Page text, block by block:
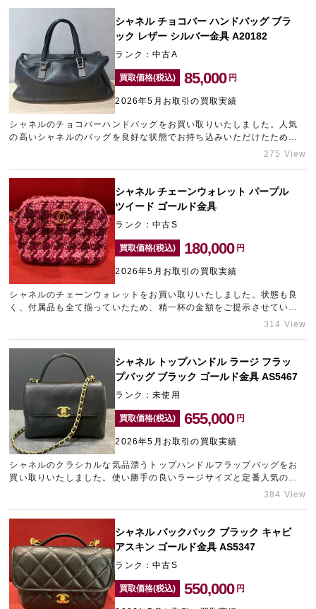
シャネル チョコバー ハンドバッグ ブラ
ック レザー シルバー金具 A20182
ランク：中古A
買取価格(税込) 85,000 円
2026年5月お取引の買取実績
シャネルのチョコバーハンドバッグをお買い取りいたしました。人気
の高いシャネルのバッグを良好な状態でお持ち込みいただけたため、
できる限りの金額をご提示させていただきました。売却をご検討中の
275 View
シャネル チェーンウォレット パープル
ツイード ゴールド金具
ランク：中古S
買取価格(税込) 180,000 円
2026年5月お取引の買取実績
シャネルのチェーンウォレットをお買い取りいたしました。状態も良
く、付属品も全て揃っていたため、精一杯の金額をご提示させていた
だきました。ブランド品の高価買取なら心斎橋にあるブランド買取店
314 View
シャネル トップハンドル ラージ フラッ
プバッグ ブラック ゴールド金具 AS5467
ランク：未使用
買取価格(税込) 655,000 円
2026年5月お取引の買取実績
シャネルのクラシカルな気品漂うトップハンドルフラップバッグをお
買い取りいたしました。使い勝手の良いラージサイズと定番人気のブ
ラック×ゴールド金具という組み合わせです。このタイムレスな仕様
なら、ぜひとも表参道エリアのブランド買取店「ギャラリーレア青山
表参道店」までご相談ください。
384 View
シャネル バックパック ブラック キャビ
アスキン ゴールド金具 AS5347
ランク：中古S
買取価格(税込) 550,000 円